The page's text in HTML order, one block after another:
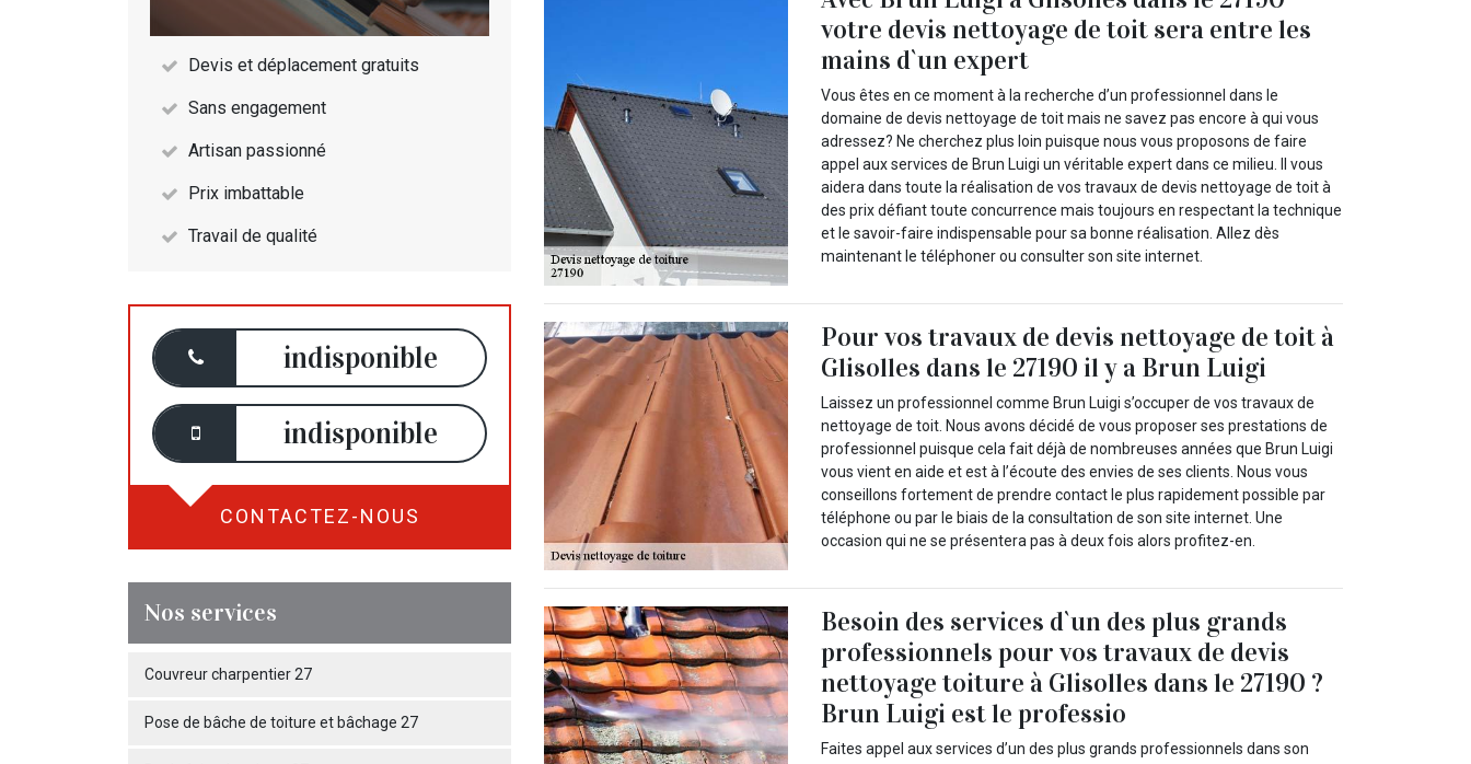
Devis et déplacement gratuits
Sans engagement
Artisan passionné
Prix imbattable
Travail de qualité
indisponible
indisponible
CONTACTEZ-NOUS
Nos services
Couvreur charpentier 27
Pose de bâche de toiture et bâchage 27
votre devis nettoyage de toit sera entre les
mains d`un expert
Vous êtes en ce moment à la recherche d’un professionnel dans le
domaine de devis nettoyage de toit mais ne savez pas encore à qui vous
adressez? Ne cherchez plus loin puisque nous vous proposons de faire
appel aux services de Brun Luigi un véritable expert dans ce milieu. Il vous
aidera dans toute la réalisation de vos travaux de devis nettoyage de toit à
des prix défiant toute concurrence mais toujours en respectant la technique
et le savoir-faire indispensable pour sa bonne réalisation. Allez dès
maintenant le téléphoner ou consulter son site internet.
Pour vos travaux de devis nettoyage de toit à
Glisolles dans le 27190 il y a Brun Luigi
Laissez un professionnel comme Brun Luigi s’occuper de vos travaux de
nettoyage de toit. Nous avons décidé de vous proposer ses prestations de
professionnel puisque cela fait déjà de nombreuses années que Brun Luigi
vous vient en aide et est à l’écoute des envies de ses clients. Nous vous
conseillons fortement de prendre contact le plus rapidement possible par
téléphone ou par le biais de la consultation de son site internet. Une
occasion qui ne se présentera pas à deux fois alors profitez-en.
Besoin des services d`un des plus grands
professionnels pour vos travaux de devis
nettoyage toiture à Glisolles dans le 27190 ?
Brun Luigi est le professio
Faites appel aux services d’un des plus grands professionnels dans son